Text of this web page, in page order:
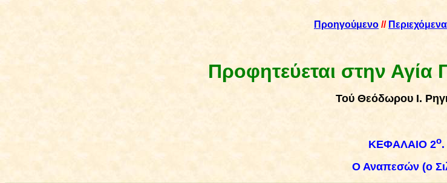
Προηγούμενο // Περιεχόμενα
Προφητεύεται στην
Τού Θεόδωρου Ι.
ΚΕΦΑΛΑΙΟ 2ο.
Ο Αναπεσών (ο